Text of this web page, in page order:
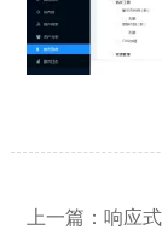
上一篇： 响应
【网站建设】